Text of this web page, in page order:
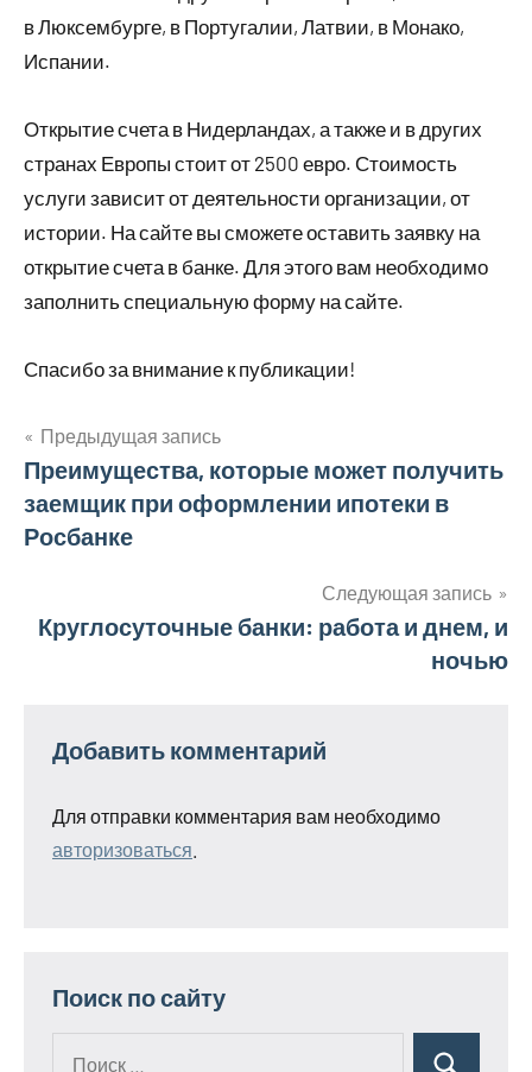
в Люксембурге, в Португалии, Латвии, в Монако,
Испании.
Открытие счета в Нидерландах, а также и в других
странах Европы стоит от 2500 евро. Стоимость
услуги зависит от деятельности организации, от
истории. На сайте вы сможете оставить заявку на
открытие счета в банке. Для этого вам необходимо
заполнить специальную форму на сайте.
Спасибо за внимание к публикации!
Навигация
по
Предыдущая запись
Преимущества, которые может получить
заемщик при оформлении ипотеки в
Росбанке
Следующая запись
Круглосуточные банки: работа и днем, и
ночью
Добавить комментарий
Для отправки комментария вам необходимо
авторизоваться
Поиск по сайту